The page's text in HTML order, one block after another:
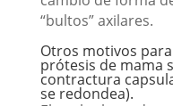
“bultos” axilares.
Otros motivos
prótesis de mama
contractura
se redondea).